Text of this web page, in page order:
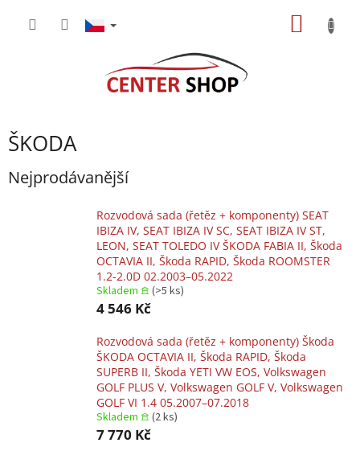
ŠKODA
Nejprodávanější
Rozvodová sada (řetěz + komponenty) SEAT
IBIZA IV, SEAT IBIZA IV SC, SEAT IBIZA IV ST,
LEON, SEAT TOLEDO IV ŠKODA FABIA II, Škoda
OCTAVIA II, Škoda RAPID, Škoda ROOMSTER
1.2-2.0D 02.2003–05.2022
Skladem 𖠿 (>5 ks)
4 546 Kč
Rozvodová sada (řetěz + komponenty) Škoda
ŠKODA OCTAVIA II, Škoda RAPID, Škoda
SUPERB II, Škoda YETI VW EOS, Volkswagen
GOLF PLUS V, Volkswagen GOLF V, Volkswagen
GOLF VI 1.4 05.2007–07.2018
Skladem 𖠿 (2 ks)
7 770 Kč